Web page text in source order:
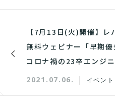
【7月13日(火)開催】
無料ウェビナー「早期優
コロナ禍の23卒エンジニ
2021.07.06. イベン